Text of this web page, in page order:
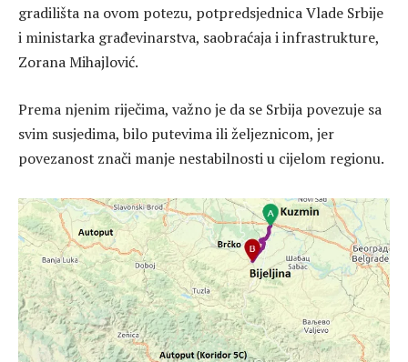
gradilišta na ovom potezu, potpredsjednica Vlade Srbije
i ministarka građevinarstva, saobraćaja i infrastrukture,
Zorana Mihajlović.
Prema njenim riječima, važno je da se Srbija povezuje sa
svim susjedima, bilo putevima ili željeznicom, jer
povezanost znači manje nestabilnosti u cijelom regionu.